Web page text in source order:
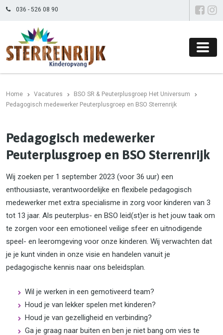
036 - 526 08 90
Home Vacatures
BSO SR & Peuterplusgroep Het Universum
Pedagogisch medewerker Peuterplusgroep en BSO Sterrenrijk
Pedagogisch medewerker
Peuterplusgroep en BSO Sterrenrijk
Wij zoeken per 1 september 2023 (voor 36 uur) een
enthousiaste, verantwoordelijke en flexibele pedagogisch
medewerker met extra specialisme in zorg voor kinderen van 3
tot 13 jaar. Als peuterplus- en BSO leid(st)er is het jouw taak om
te zorgen voor een emotioneel veilige sfeer en uitnodigende
speel- en leeromgeving voor onze kinderen. Wij verwachten dat
je je kunt vinden in onze visie en handelen vanuit je
pedagogische kennis naar ons beleidsplan.
Wil je werken in een gemotiveerd team?
Houd je van lekker spelen met kinderen?
Houd je van gezelligheid en verbinding?
Ga je graag naar buiten en ben je niet bang om vies te